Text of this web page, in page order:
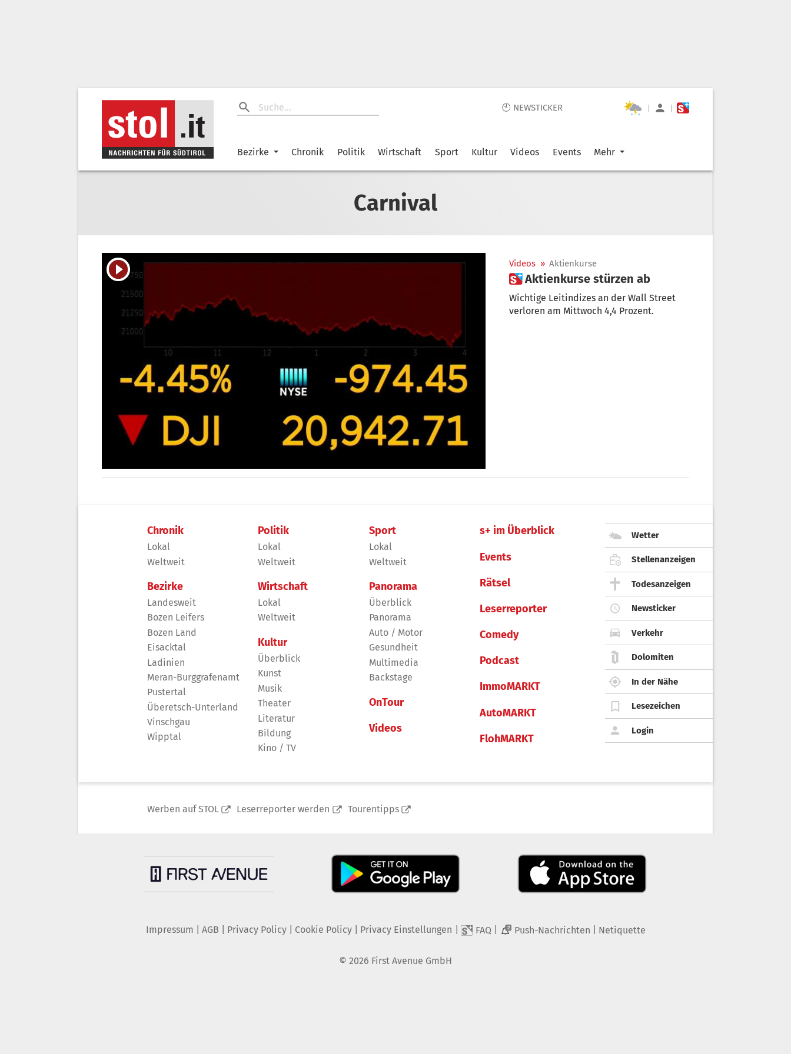
🕙 NEWSTICKER | |
Bezirke Chronik Politik Wirtschaft Sport Kultur Videos Events Mehr
Carnival
Videos » Aktienkurse
 Aktienkurse stürzen ab
Wichtige Leitindizes an der Wall Street
verloren am Mittwoch 4,4 Prozent.
Chronik
Lokal
Weltweit
Bezirke
Landesweit
Bozen Leifers
Bozen Land
Eisacktal
Ladinien
Meran-Burggrafenamt
Pustertal
Überetsch-Unterland
Vinschgau
Wipptal
Politik
Lokal
Weltweit
Wirtschaft
Lokal
Weltweit
Kultur
Überblick
Kunst
Musik
Theater
Literatur
Bildung
Kino / TV
Sport
Lokal
Weltweit
Panorama
Überblick
Panorama
Auto / Motor
Gesundheit
Multimedia
Backstage
OnTour
Videos
s+ im Überblick
Events
Rätsel
Leserreporter
Comedy
Podcast
ImmoMARKT
AutoMARKT
FlohMARKT
Wetter
Stellenanzeigen
Todesanzeigen
Newsticker
Verkehr
Dolomiten
In der Nähe
Lesezeichen
Login
Werben auf STOL Leserreporter werden Tourentipps
Impressum AGB Privacy Policy| Cookie Policy| Privacy Einstellungen FAQ 2 Push-Nachrichten Netiquette
© 2026 First Avenue GmbH